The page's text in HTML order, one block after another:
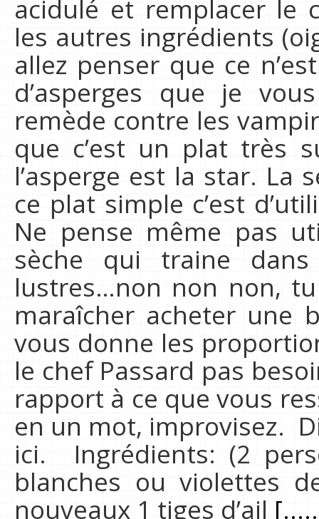
acidulé et remplacer le
les autres ingrédients
allez penser que ce
d’asperges que je
remède contre les
que c’est un plat très
l’asperge est la star. La
ce plat simple c’est
Ne pense même pas
sèche qui traine
lustres…non non non,
maraîcher acheter une
vous donne les
le chef Passard pas
rapport à ce que vous
en un mot, improvisez.
ici. Ingrédients: (2
blanches ou violettes
nouveaux 1 tiges d’ail